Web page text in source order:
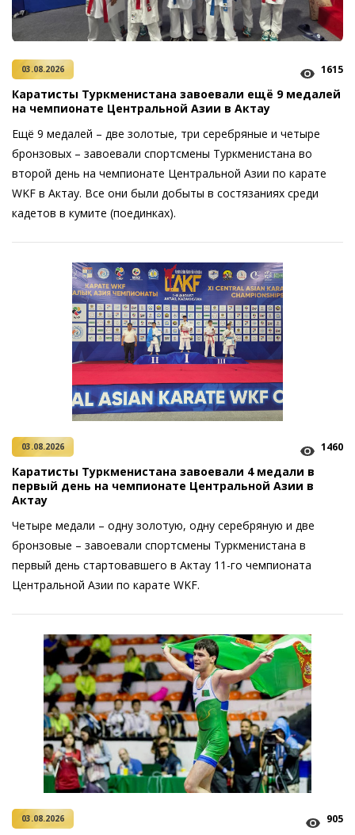
03.08.2026 1615
Каратисты Туркменистана завоевали ещё 9 медалей
на чемпионате Центральной Азии в Актау
Ещё 9 медалей – две золотые, три серебряные и четыре
бронзовых – завоевали спортсмены Туркменистана во
второй день на чемпионате Центральной Азии по карате
WKF в Актау. Все они были добыты в состязаниях среди
кадетов в кумите (поединках).
03.08.2026 1460
Каратисты Туркменистана завоевали 4 медали в
первый день на чемпионате Центральной Азии в
Актау
Четыре медали – одну золотую, одну серебряную и две
бронзовые – завоевали спортсмены Туркменистана в
первый день стартовавшего в Актау 11-го чемпионата
Центральной Азии по карате WKF.
03.08.2026 905